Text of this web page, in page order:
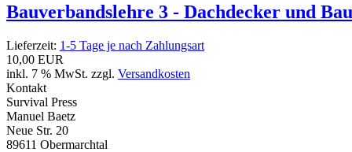
Bauverbandslehre 3 - Dachdecker und
Lieferzeit: 1-5 Tage je nach Zahlungsart
10,00 EUR
inkl. 7 % MwSt. zzgl. Versandkosten
Kontakt
Survival Press
Manuel Baetz
Neue Str. 20
89611 Obermarchtal